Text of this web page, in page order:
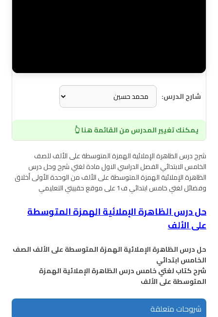
شارح الدرس:
يمكنك تغيير المدرس من القائمة هنا 👆
شرح درس الظاهرة الإملائية الهمزة المتوسطة على الألف للصف
الخامس الابتدائي الفصل الدراسي الاول مادة لغتي شرح وحل درس
الظاهرة الإملائية الهمزة المتوسطة على الألف من الوحدة الأولى أخلاق
وفضائل لغتي خامس ابتدائي ف1 على موقع حقيبتي التعليمي
حل درس الظاهرة الإملائية الهمزة المتوسطة
على الألف
حل درس الظاهرة الإملائية الهمزة المتوسطة على الألف الصف
الخامس ابتدائي
شرح كتاب لغتي خامس درس الظاهرة الإملائية الهمزة
المتوسطة على الألف
شروحات متعلقة